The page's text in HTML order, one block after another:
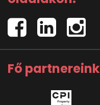
Fő partnereink